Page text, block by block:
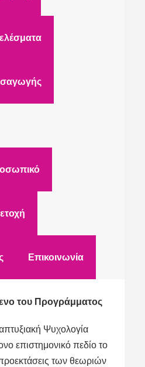
Επικοινωνία
του Προγράμματος
Ψυχολογία
επιστημονικό πεδίο το
προεκτάσεις των θεωριών